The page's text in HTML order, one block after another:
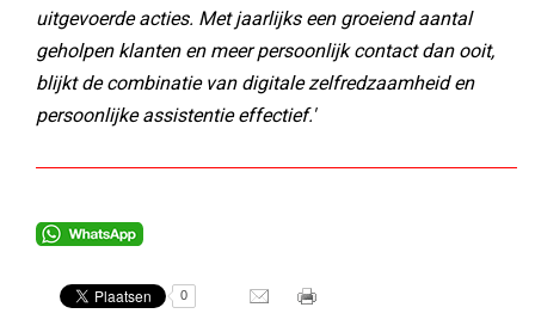
uitgevoerde acties. Met jaarlijks een groeiend aantal
geholpen klanten en meer persoonlijk contact dan ooit,
blijkt de combinatie van digitale zelfredzaamheid en
persoonlijke assistentie effectief.'
0